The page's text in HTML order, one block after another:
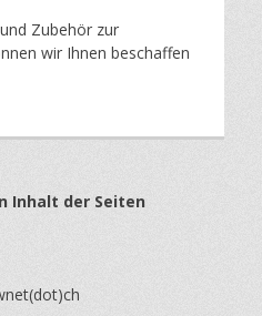
Zubehör zur
wir Ihnen beschaffen
Inhalt der Seiten